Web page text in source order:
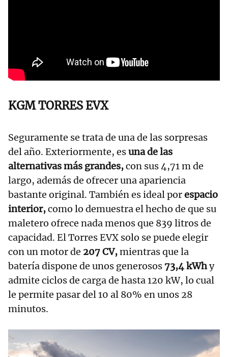
KGM TORRES EVX
Seguramente se trata de una de las sorpresas
del año. Exteriormente, esuna de las
alternativas más grandes,con sus 4,71 m de
largo, además de ofrecer una apariencia
bastante original. También es ideal porespacio
interior,como lo demuestra el hecho de que su
maletero ofrece nada menos que 839 litros de
capacidad. El Torres EVX solo se puede elegir
con un motor de 207 CV,mientras que la
batería dispone de unos generosos 73,4 kWhy
admite ciclos de carga de hasta 120 kW, lo cual
le permite pasar del 10 al 80% en unos 28
minutos.